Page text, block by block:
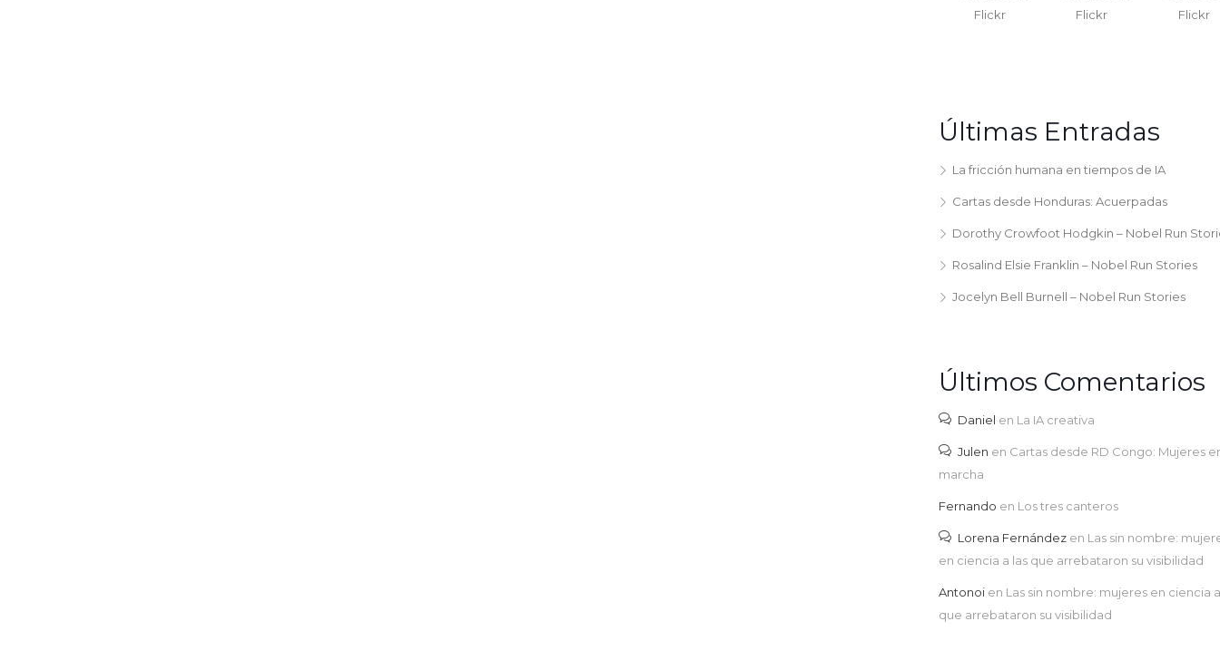
Últimas Entradas
La fricción humana en tiempos de IA
Cartas desde Honduras: Acuerpadas
Dorothy Crowfoot Hodgkin – Nobel Run
Rosalind Elsie Franklin – Nobel Run Stories
Jocelyn Bell Burnell – Nobel Run Stories
Últimos Comentarios
Daniel en La IA creativa
Julen en Cartas desde RD Congo: Mujeres
marcha
Fernando en Los tres canteros
Lorena Fernández en Las sin nombre:
en ciencia a las que arrebataron su visibilidad
Antonoi en Las sin nombre: mujeres en ciencia
que arrebataron su visibilidad